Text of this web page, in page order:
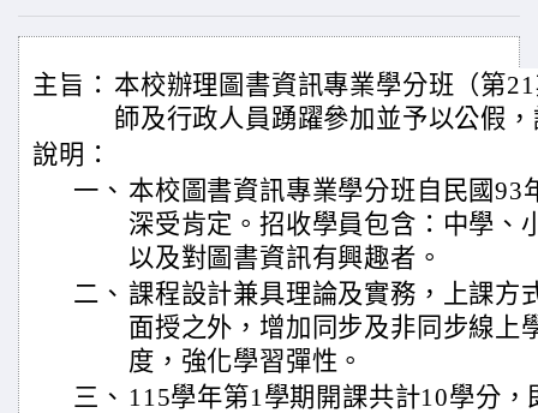
主旨： 本校辦理圖書資訊專業學分班（第
師及行政人員踴躍參加並予以公假
說明：
一、 本校圖書資訊專業學分班自民國93
深受肯定。招收學員包含：中學、
以及對圖書資訊有興趣者。
二、 課程設計兼具理論及實務，上課方
面授之外，增加同步及非同步線上
度，強化學習彈性。
三、 115學年第1學期開課共計10學分